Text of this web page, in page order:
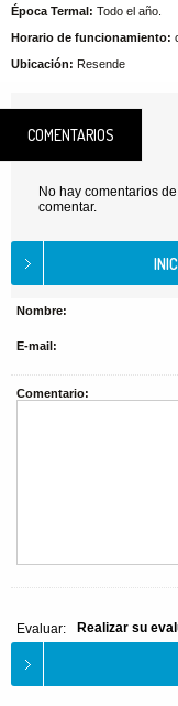
Época Termal: Todo el año.
Horario de funcionamiento:
Ubicación: Resende
COMENTARIOS
No hay comentarios
comentar.
Nombre:
E-mail:
Comentario:
Evaluar: Realizar su